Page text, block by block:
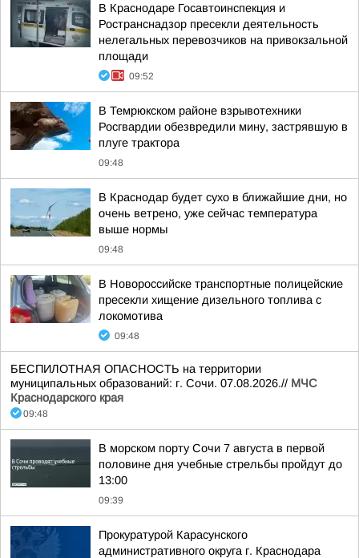
В Краснодаре Госавтоинспекция и
Ространснадзор пресекли деятельность
нелегальных перевозчиков на привокзальной
площади
09:52
В Темрюкском районе взрывотехники
Росгвардии обезвредили мину, застрявшую в
плуге трактора
09:48
В Краснодар будет сухо в ближайшие дни, но
очень ветрено, уже сейчас температура
выше нормы
09:48
В Новороссийске транспортные полицейские
пресекли хищение дизельного топлива с
локомотива
09:48
БЕСПИЛОТНАЯ ОПАСНОСТЬ на территории
муниципальных образований: г. Сочи. 07.08.2026.// МЧС
Краснодарского края
09:48
В морском порту Сочи 7 августа в первой
половине дня учебные стрельбы пройдут до
13:00
09:39
Прокуратурой Карасунского
административного округа г. Краснодара